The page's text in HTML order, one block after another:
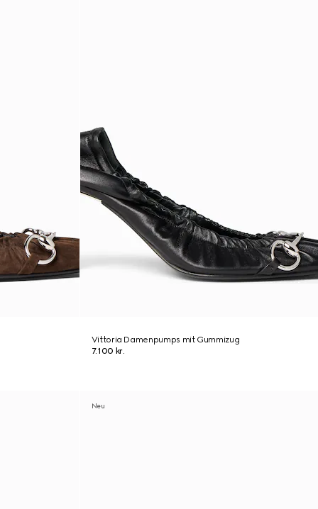
Vittoria Damenpumps mit Gummizug
7.100 kr.
Neu